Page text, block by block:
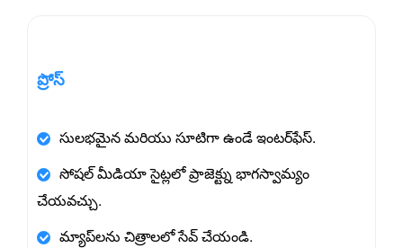
ప్రోస్
సులభమైన మరియు సూటిగా ఉండే ఇంటర్‌ఫేస్.
సోషల్ మీడియా సైట్లలో ప్రాజెక్ట్ను భాగస్వామ్యం
చేయవచ్చు.
మ్యాప్‌లను చిత్రాలలో సేవ్ చేయండి.